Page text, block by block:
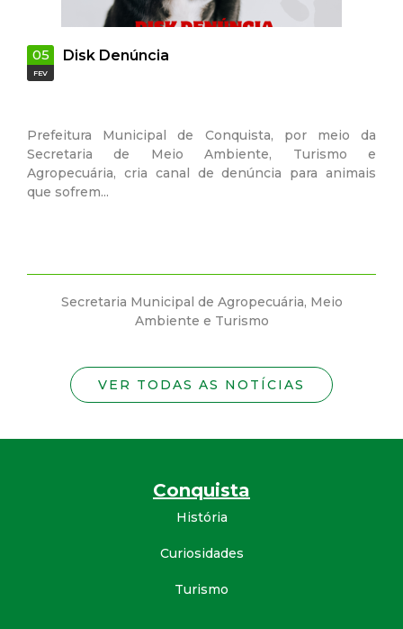
05
FEV
Disk Denúncia
Prefeitura Municipal de Conquista, por meio da
Secretaria de Meio Ambiente, Turismo e
Agropecuária, cria canal de denúncia para animais
que sofrem...
Secretaria Municipal de Agropecuária, Meio
Ambiente e Turismo
VER TODAS AS NOTÍCIAS
Conquista
História
Curiosidades
Turismo